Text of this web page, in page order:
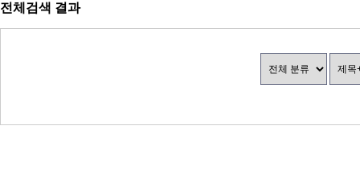
전체검색 결과